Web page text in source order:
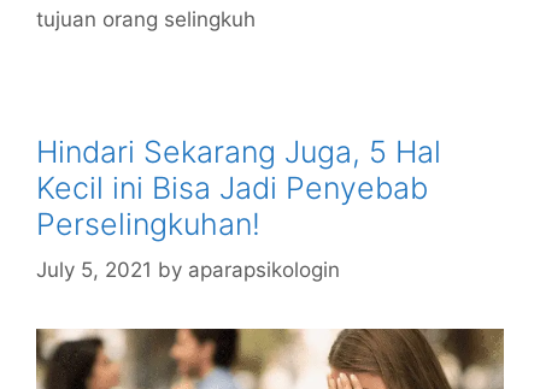
tujuan orang selingkuh
Hindari Sekarang Juga, 5 Hal
Kecil ini Bisa Jadi Penyebab
Perselingkuhan!
July 5, 2021 by aparapsikologin